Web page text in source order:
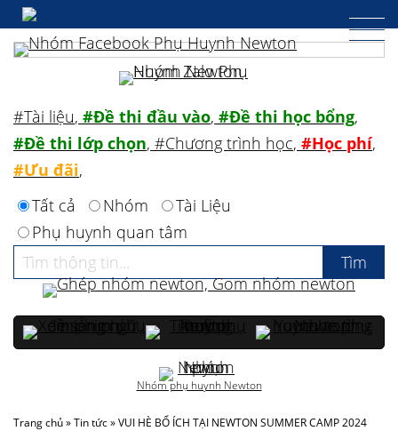
Trang chủ»Tin tức»VUI HÈ BỔ ÍCH TẠI NEWTON SUMMER CAMP 2024
#Tài liệu, #Đề thi đầu vào, #Đề thi học bổng,
#Đề thi lớp chọn, #Chương trình học, #Học phí,
#Ưu đãi,
Tất cả
Nhóm
Tài Liệu
Phụ huynh quan tâm
Nhóm phụ huynh Newton